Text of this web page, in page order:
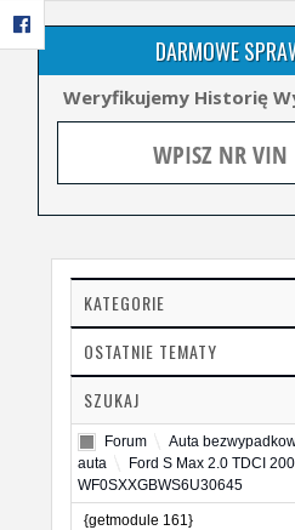
DARMOWE
Weryfikujemy Historię
KATEGORIE
OSTATNIE TEMATY
SZUKAJ
Forum Auta
auta
Ford S Max 2.0 TDCI
WF0SXXGBWS6U30645
{getmodule 161}